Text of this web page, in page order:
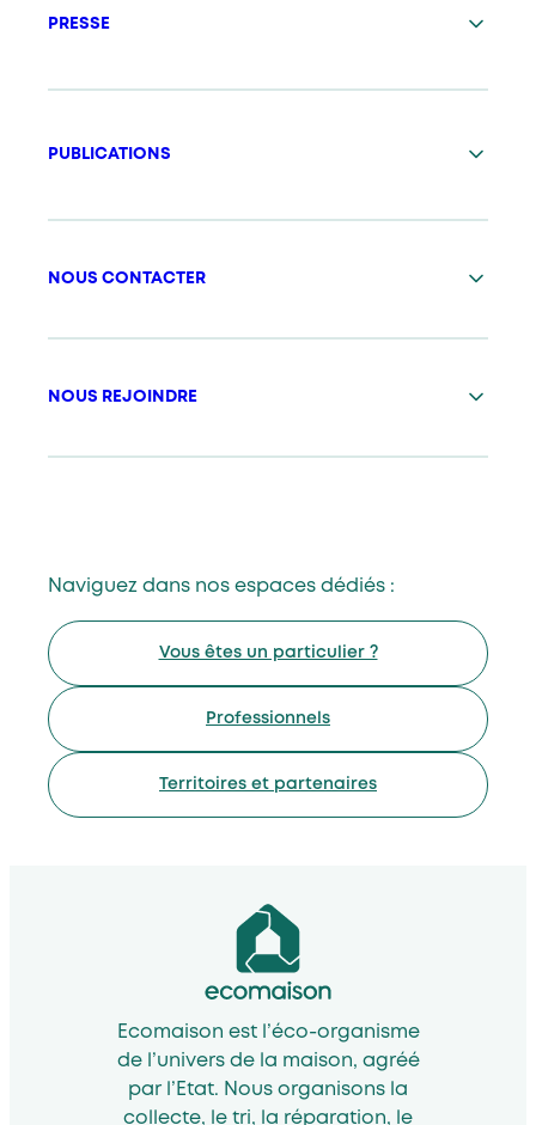
PRESSE
PUBLICATIONS
NOUS CONTACTER
NOUS REJOINDRE
Naviguez dans nos espaces dédiés :
Vous êtes un particulier ?
Professionnels
Territoires et partenaires
Ecomaison est l’éco-organisme
de l’univers de la maison, agréé
par l’Etat. Nous organisons la
collecte, le tri, la réparation, le